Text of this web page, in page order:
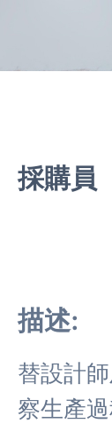
採購員
描述:
替設計
察生產